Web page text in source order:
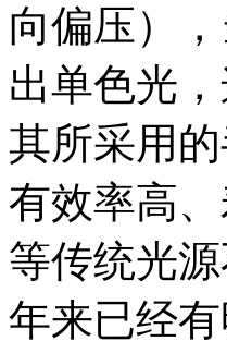
向偏压）
出单色光
其所采用
有效率高
等传统光
年来已经